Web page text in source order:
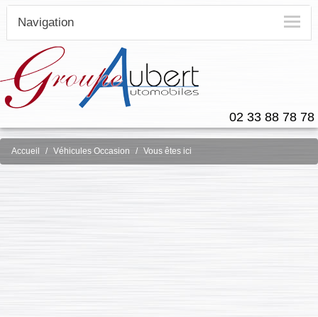
02 33 88 78 78
Navigation
Accueil Véhicules Occasion Vous êtes ici